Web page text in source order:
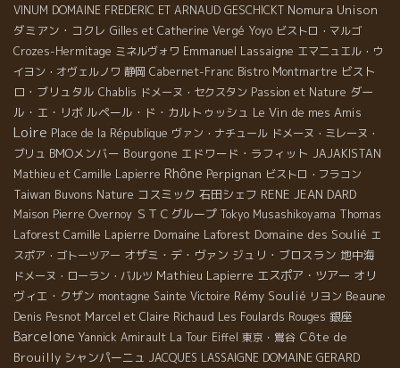
VINUM DOMAINE FREDERIC ET ARNAUD GESCHICKT Nomura Unison
ダミアン・コクレ Gilles et Catherine Vergé Yoyo ビストロ・マルゴ
Crozes-Hermitage ミネルヴォワ Emmanuel Lassaigne エマニュエル・ウ
イヨン・オヴェルノワ 静岡 Cabernet-Franc Bistro Montmartre ビスト
ロ・ブリュタル Chablis ドメーヌ・セクスタン Passion et Nature ダー
ル・エ・リボ ルペール・ド・カルトゥッシュ Le Vin de mes Amis
Loire Place de la République ヴァン・ナチュール ドメーヌ・ミレーヌ・
ブリュ BMOメンバー Bourgone エドワード・ラフィット JAJAKISTAN
Mathieu et Camille Lapierre Rhône Perpignan ビストロ・フラコン
Taiwan Buvons Nature コスミック 石田シェフ RENE JEAN DARD
Maison Pierre Overnoy ＳＴＣグループ Tokyo Musashikoyama Thomas
Laforest Camille Lapierre Domaine Laforest Domaine des Soulié エ
スポア・ゴトーツアー オザミ・デ・ヴァン ジュリ・ブロスラン 地中海
ドメーヌ・ローラン・バルツ Mathieu Lapierre エスポア・ツアー オリ
ヴィエ・クザン montagne Sainte Victoire Rémy Soulié リヨン Beaune
Denis Pesnot Marcel et Claire Richaud Les Foulards Rouges 銀座
Barcelone Yannick Amirault La Tour Eiffel 東京・鴬谷 Côte de
Brouilly シャンパーニュ JACQUES LASSAIGNE DOMAINE GERARD